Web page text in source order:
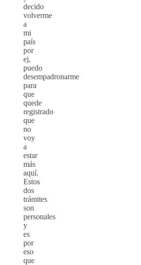
decido
volverme
a
mi
país
por
ej,
puedo
desempadronarme
para
que
quede
registrado
que
no
voy
a
estar
más
aquí.
Estos
dos
trámites
son
personales
y
es
por
eso
que